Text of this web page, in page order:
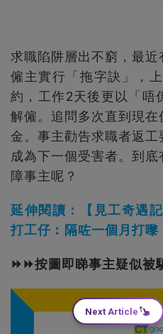
求職陷阱層出不窮，最
僱主實行「拖字訣」，
約，工作2天後更以「唔
解僱。追問多次直到現
金。事主勸告求職者返
成為下一個受害者。到
障事主呢？
延伸閱讀：【見工奇遇
打工仔︰隔咗一個月打嚟
⏩⏩按圖即睇事主疑似被
Next Article